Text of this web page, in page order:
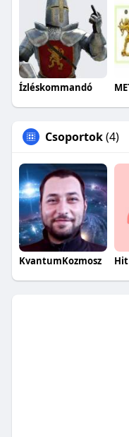
Ízléskommandó
Csoportok(4)
KvantumKozmosz